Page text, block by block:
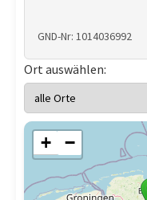
GND-Nr: 1014036992
Ort auswählen:
+ −